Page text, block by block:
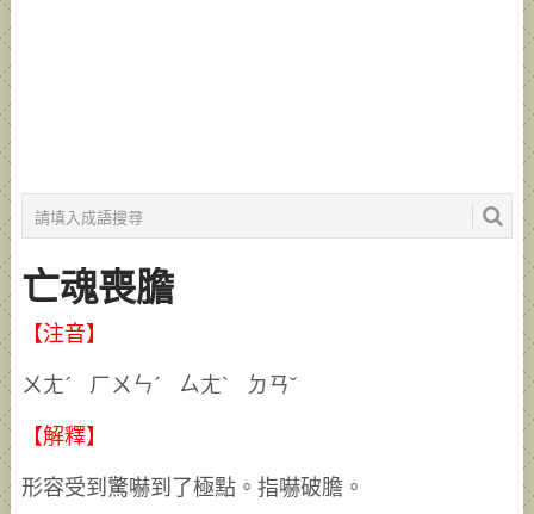
亡魂喪膽
【注音】
ㄨㄤˊ ㄏㄨㄣˊ ㄙㄤˋ ㄉㄢˇ
【解釋】
形容受到驚嚇到了極點。指嚇破膽。